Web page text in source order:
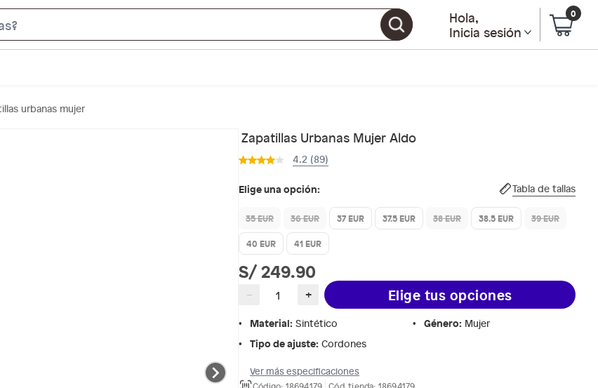
e
Hola,
Inicia sesión
0
urbanas mujer
Zapatillas Urbanas Mujer Aldo
4.2 (89)
Elige una opción: Tabla de tallas
35 EUR 36 EUR 37 EUR 37.5 EUR 38 EUR 38.5 EUR
39 EUR
40 EUR
41 EUR
S/ 249.90
− + Elige tus opciones
Material: Sintético Género: Mujer
Tipo de ajuste: Cordones
Ver más especificaciones
Código: 18694179 Cód. tienda: 18694179